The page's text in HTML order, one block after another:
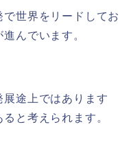
世界をリードしてお
んでいます。
途上ではあります
と考えられます。